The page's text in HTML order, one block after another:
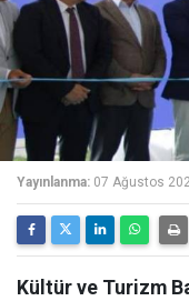
Yayınlanma: 07 Ağustos
Kültür ve Turizm